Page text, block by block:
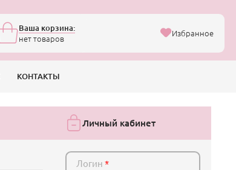
Ваша корзина:
нет товаров
Избранное
КОНТАКТЫ
Личный кабинет
Логин*